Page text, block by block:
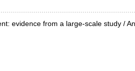
evidence from a large-scale study /